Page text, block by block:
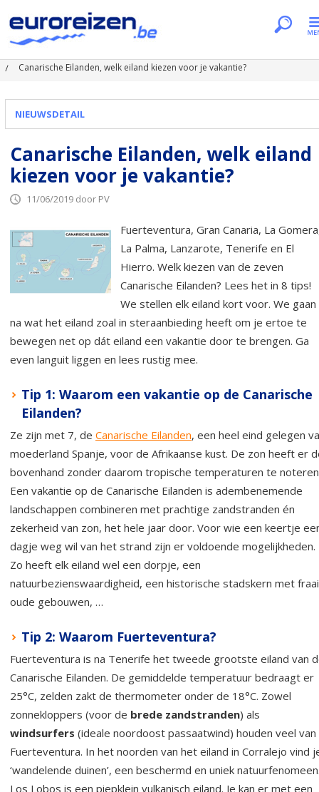
Canarische Eilanden, welk eiland kiezen voor je vakantie?
NIEUWSDETAIL
Canarische Eilanden, welk eiland
kiezen voor je vakantie?
11/06/2019 door PV
Fuerteventura, Gran Canaria, La
La Palma, Lanzarote, Tenerife en El
Hierro. Welk kiezen van de zeven
Canarische Eilanden? Lees het in 8 tips!
We stellen elk eiland kort voor. We gaan
na wat het eiland zoal in steraanbieding heeft om je ertoe te
bewegen net op dát eiland een vakantie door te brengen. Ga
even languit liggen en lees rustig mee.
Tip 1: Waarom een vakantie op de Canarische
Eilanden?
Ze zijn met 7, de Canarische Eilanden, een heel eind gelegen
moederland Spanje, voor de Afrikaanse kust. De zon heeft er
bovenhand zonder daarom tropische temperaturen te
Een vakantie op de Canarische Eilanden is adembenemende
landschappen combineren met prachtige zandstranden én
zekerheid van zon, het hele jaar door. Voor wie een keertje
dagje weg wil van het strand zijn er voldoende mogelijkheden.
Zo heeft elk eiland wel een dorpje, een
natuurbezienswaardigheid, een historische stadskern met
oude gebouwen, …
Tip 2: Waarom Fuerteventura?
Fuerteventura is na Tenerife het tweede grootste eiland van
Canarische Eilanden. De gemiddelde temperatuur bedraagt er
25°C, zelden zakt de thermometer onder de 18°C. Zowel
zonnekloppers (voor de brede zandstranden) als
windsurfers (ideale noordoost passaatwind) houden veel van
Fuerteventura. In het noorden van het eiland in Corralejo vind
‘wandelende duinen’, een beschermd en uniek
Los Lobos is een piepklein vulkanisch eiland. Je kan er met een